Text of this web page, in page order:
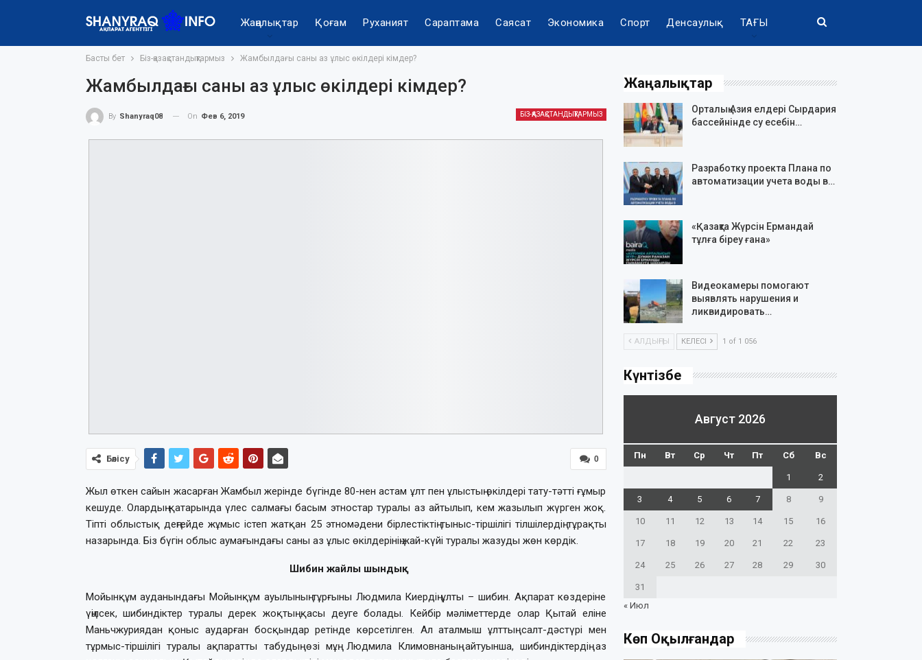
Жаңалықтар Қоғам Руханият Сараптама Саясат Экономика Спорт Денсаулық ТАҒЫ
Басты бет Біз-қазақстандықтармыз Жамбылдағы саны аз ұлыс өкілдері кімдер?
Жамбылдағы саны аз ұлыс өкілдері кімдер?
БІЗ-ҚАЗАҚСТАНДЫҚТАРМЫЗ
By Shanyraq08 On Фев 6, 2019
0
Бөлісу
Жыл өткен сайын жасарған Жамбыл жерінде бүгінде 80-нен астам ұлт пен ұлыстың өкілдері тату-тәтті ғұмыр
кешуде. Олардың қатарында үлес салмағы басым этностар туралы аз айтылып, кем жазылып жүрген жоқ.
Тіпті облыстық деңгейде жұмыс істеп жатқан 25 этномәдени бірлестіктің тыныс-тіршілігі тілшілердің тұрақты
назарында. Біз бүгін облыс аумағындағы саны аз ұлыс өкілдерінің жай-күйі туралы жазуды жөн көрдік.
Шибин жайлы шындық
Мойынқұм ауданындағы Мойынқұм ауылының тұрғыны Людмила Киердің ұлты – шибин. Ақпарат көздеріне
үңілсек, шибиндіктер туралы дерек жоқтың қасы деуге болады. Кейбір мәліметтерде олар Қытай еліне
Маньчжуриядан қоныс аударған босқындар ретінде көрсетілген. Ал аталмыш ұлттың салт-дәстүрі мен
тұрмыс-тіршілігі туралы ақпаратты табудың өзі мұң. Людмила Климовнаның айтуынша, шибиндіктердің аз
Жаңалықтар
Орталық Азия елдері Сырдария
бассейнінде су есебін…
Разработку проекта Плана по
автоматизации учета воды в…
«Қазақта Жүрсін Ермандай
тұлға біреу ғана»
Видеокамеры помогают
выявлять нарушения и
ликвидировать…
АЛДЫҢҒЫ КЕЛЕСІ 1 of 1 056
Күнтізбе
Август 2026
Пн Вт Ср Чт Пт Сб Вс
1 2
3 4 5 6 7 8 9
10 11 12 13 14 15 16
17 18 19 20 21 22 23
24 25 26 27 28 29 30
31
« Июл
Көп Оқылғандар